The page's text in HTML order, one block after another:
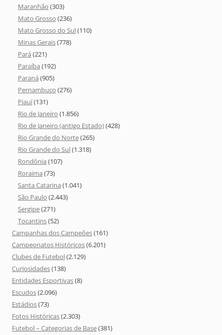
Maranhão (303)
Mato Grosso (236)
Mato Grosso do Sul(110)
Minas Gerais(778)
Pará (221)
Paraíba (192)
Paraná (905)
Pernambuco (276)
Piauí(131)
Rio de Janeiro (1.856)
Rio de Janeiro (antigo Estado)(428)
Rio Grande do Norte(265)
Rio Grande do Sul(1.318)
Rondônia (107)
Roraima (73)
Santa Catarina (1.041)
São Paulo (2.443)
Sergipe(271)
Tocantins(52)
Campanhas dos Campeões(161)
Campeonatos Históricos(6.201)
Clubes de Futebol(2.129)
Curiosidades(138)
Entidades Esportivas(8)
Escudos(2.096)
Estádios(73)
Fotos Históricas(2.303)
Futebol – Categorias de Base(381)